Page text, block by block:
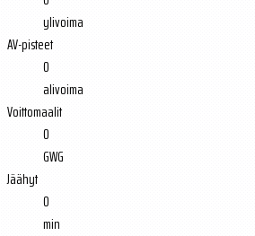
ylivoima
AV-pisteet
0
alivoima
Voittomaalit
0
GWG
Jäähyt
0
min